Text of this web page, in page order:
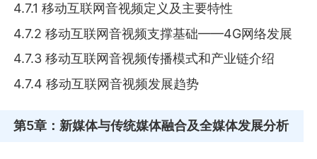
4.7.1 移动互联网音视频定义及主要特性
4.7.2 移动互联网音视频支撑基础——4G网络发展
4.7.3 移动互联网音视频传播模式和产业链介绍
4.7.4 移动互联网音视频发展趋势
第5章 ：新媒体与传统媒体融合及全媒体发展分析